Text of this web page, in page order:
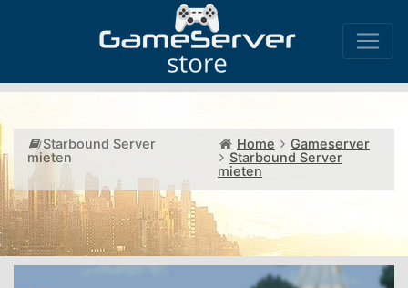
Starbound Server
mieten
Home
Gameserver
Starbound Server
mieten